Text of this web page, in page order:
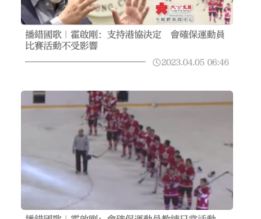
播錯國歌｜霍啟剛：支持港協決定 會確保運動員
比賽活動不受影響
2023.04.05 06:46